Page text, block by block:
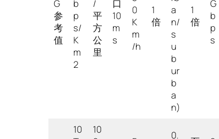
G
参
考
值
b
p
s/
K
m
2
/
平
方
公
里
口
10
m
s
0
K
m
/h
1
倍
a
n/
s
u
b
ur
b
a
n)
1
倍
G
b
p
s
10
10
0.